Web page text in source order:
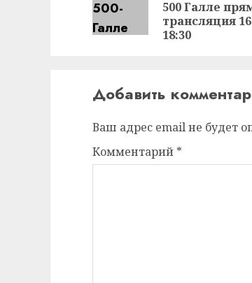
500 Галле
трансляция
18:30
Добавить
Ваш адрес email не будет
Комментарий *